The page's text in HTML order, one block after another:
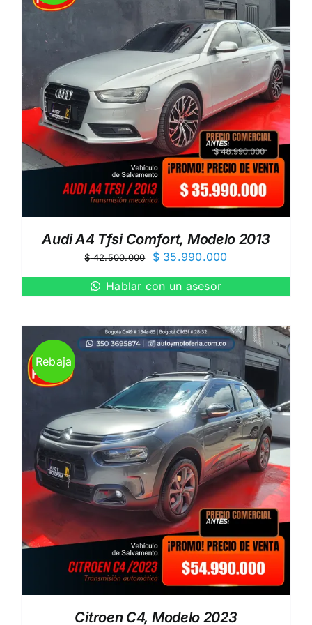
Audi A4 Tfsi Comfort, Modelo 2013
$42.500.000
El
precio
original
$ 42.500.000.
$35.990.000El
precio
actual
$ 35.990.000.
Hablar con un asesor
Rebaja
Citroen C4, Modelo 2023